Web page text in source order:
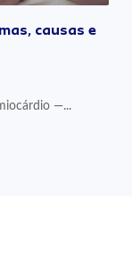
causas e
—...